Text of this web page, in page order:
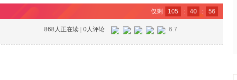
明，可速查速用。
仅剩 105 : 40 : 55
868人正在读 | 0人评论 6.7